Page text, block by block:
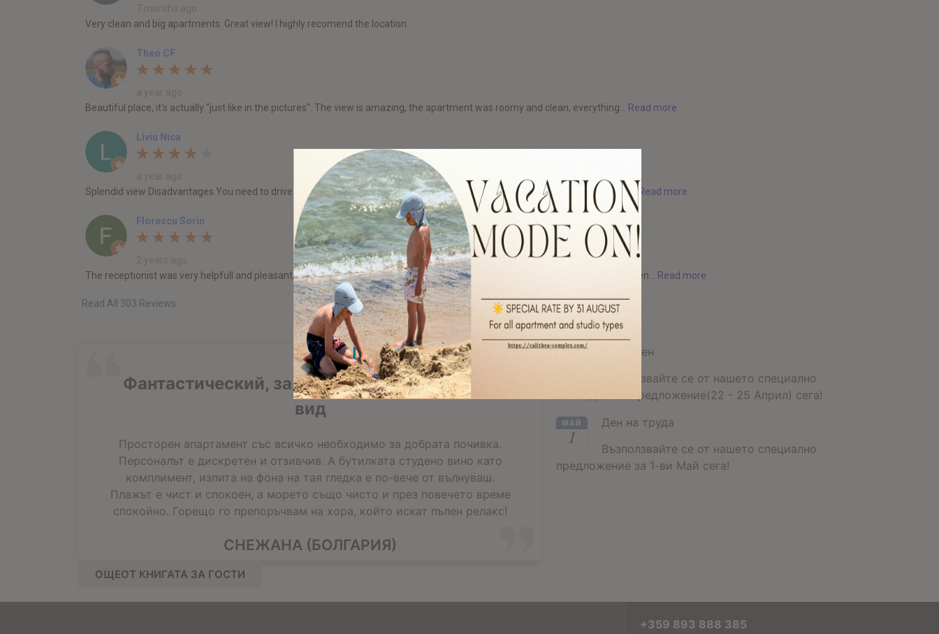
Very clean and big apartments. Great view! I highly recomend the location.
Theo CF
Beautiful place, it's actually "just like in the pictures". The view is amazing, the apartment was roomy and clean, everything...
Read more
Liviu Nica
Splendid view Disadvantages You need to drive everywhere and the roads are very very bad, No restaurants near, The beach... Read more
Florescu Sorin
The receptionist was very helpfull and pleasant, the apartment was great, the view was fantastic, everything was clean, we even...
Read more
Read All 303 Reviews
Фантастический, захватывающий дыхание,
вид
Просторен апартамент със всичко необходимо за добрата почивка.
Персоналът е дискретен и отзивчив. А бутилката студено вино като
комплимент, изпита на фона на тая гледка е по-вече от вълнуваш.
Плажът е чист и спокоен, а морето също чисто и през повечето време
спокойно. Горещо го препоръчвам на хора, който искат пълен релакс!
СНЕЖАНА (БОЛГАРИЯ)
ОЩЕОТ КНИГАТА ЗА ГОСТИ
Великден
Възползвайте се от нашето специално
Великденско предложение(22 - 25 Април) сега!
МАЙ
1
Ден на труда
Възползвайте се от нашето специално
предложение за 1-ви Май сега!
+359 893 888 385